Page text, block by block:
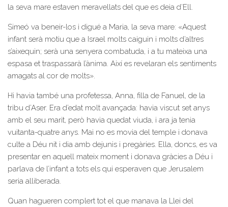
la seva mare estaven meravellats del que es deia d’Ell.
Simeó va beneir-los i digué a Maria, la seva mare: «Aquest
infant serà motiu que a Israel molts caiguin i molts d’altres
s’aixequin; serà una senyera combatuda, i a tu mateixa una
espasa et traspassarà l’ànima. Així es revelaran els sentiments
amagats al cor de molts».
Hi havia també una profetessa, Anna, filla de Fanuel, de la
tribu d’Aser. Era d’edat molt avançada: havia viscut set anys
amb el seu marit, però havia quedat viuda, i ara ja tenia
vuitanta-quatre anys. Mai no es movia del temple i donava
culte a Déu nit i dia amb dejunis i pregàries. Ella, doncs, es va
presentar en aquell mateix moment i donava gràcies a Déu i
parlava de l’infant a tots els qui esperaven que Jerusalem
seria alliberada.
Quan hagueren complert tot el que manava la Llei del